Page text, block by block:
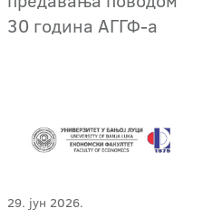
30 година АГГФ-а
29. јун 2026.